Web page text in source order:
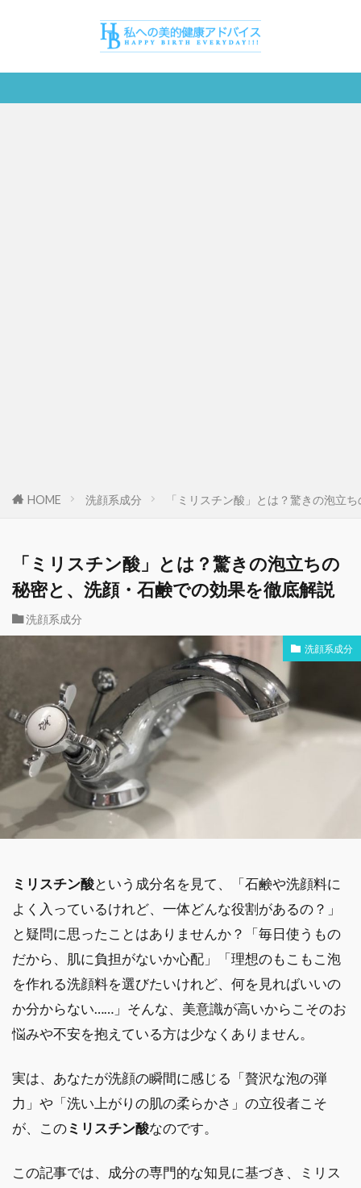
HOME 洗顔系成分 「ミリスチン酸」とは？驚きの泡立
「ミリスチン酸」とは？驚きの泡立ちの
秘密と、洗顔・石鹸での効果を徹底解説
洗顔系成分
洗顔系成分
ミリスチン酸という成分名を見て、「石鹸や洗顔料に
よく入っているけれど、一体どんな役割があるの？」
と疑問に思ったことはありませんか？「毎日使うもの
だから、肌に負担がないか心配」「理想のもこもこ泡
を作れる洗顔料を選びたいけれど、何を見ればいいの
か分からない……」そんな、美意識が高いからこそのお
悩みや不安を抱えている方は少なくありません。
実は、あなたが洗顔の瞬間に感じる「贅沢な泡の弾
力」や「洗い上がりの肌の柔らかさ」の立役者こそ
が、このミリスチン酸なのです。
この記事では、成分の専門的な知見に基づき、ミリス